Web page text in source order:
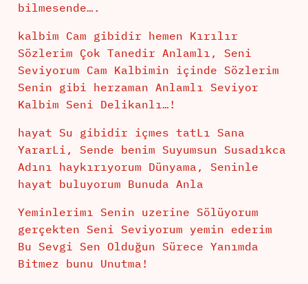
bilmesende….
kalbim Cam gibidir hemen Kırılır
Sözlerim Çok Tanedir Anlamlı, Seni
Seviyorum Cam Kalbimin içinde Sözlerim
Senin gibi herzaman Anlamlı Seviyor
Kalbim Seni Delikanlı…!
hayat Su gibidir içmes tatLı Sana
YararLi, Sende benim Suyumsun Susadıkca
Adını haykırıyorum Dünyama, Seninle
hayat buluyorum Bunuda Anla
Yeminlerimı Senin uzerine Sölüyorum
gerçekten Seni Seviyorum yemin ederim
Bu Sevgi Sen Olduğun Sürece Yanımda
Bitmez bunu Unutma!